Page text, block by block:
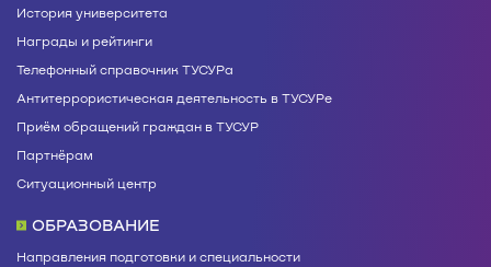
История университета
Награды и рейтинги
Телефонный справочник ТУСУРа
Антитеррористическая деятельность в ТУСУРе
Приём обращений граждан в ТУСУР
Партнёрам
Ситуационный центр
ОБРАЗОВАНИЕ
Направления подготовки и специальности